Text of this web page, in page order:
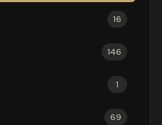
16
146
1
69